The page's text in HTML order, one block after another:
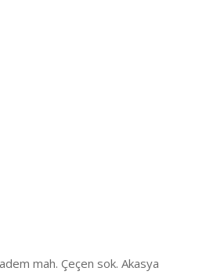
mah. Çeçen sok. Akasya